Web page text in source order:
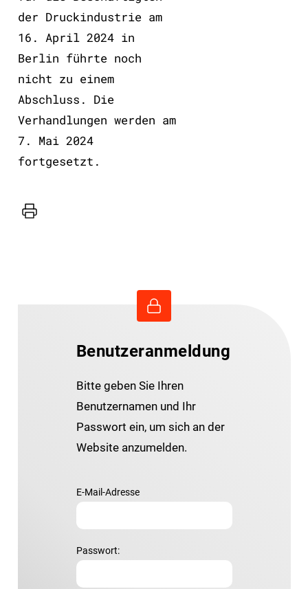
der Druckindustrie am
16. April 2024 in
Berlin führte noch
nicht zu einem
Abschluss. Die
Verhandlungen werden am
7. Mai 2024
fortgesetzt.
Drucker
Benutzeranmeldung
Bitte geben Sie Ihren
Benutzernamen und Ihr
Passwort ein, um sich an der
Website anzumelden.
E-Mail-Adresse
Passwort: